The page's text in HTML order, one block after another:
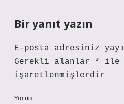
Bir yanıt yazın
E-posta adresiniz
Gerekli alanlar
*
ile
işaretlenmişlerdir
Yorum